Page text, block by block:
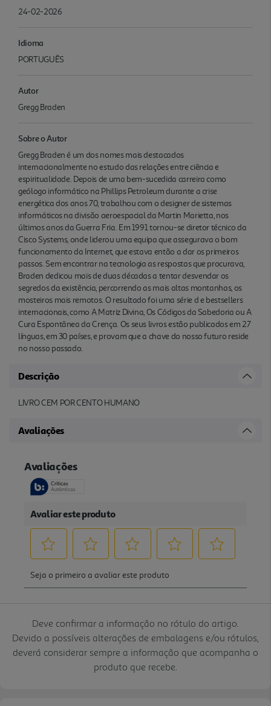
24-02-2026
Idioma
PORTUGUÊS
Autor
Gregg Braden
Sobre o Autor
Gregg Braden é um dos nomes mais destacados
internacionalmente no estudo das relações entre ciência e
espiritualidade. Depois de uma bem-sucedida carreira como
geólogo informático na Phillips Petroleum durante a crise
energética dos anos 70, trabalhou com o designer de sistemas
informáticos na divisão aeroespacial da Martin Marietta, nos
últimos anos da Guerra Fria. Em 1991 tornou-se diretor técnico da
Cisco Systems, onde liderou uma equipa que assegurava o bom
funcionamento da Internet, que estava então a dar os primeiros
passos. Sem encontrar na tecnologia as respostas que procurava,
Braden dedicou mais de duas décadas a tentar desvendar os
segredos da existência, percorrendo as mais altas montanhas, os
mosteiros mais remotos. O resultado foi uma série d e bestsellers
internacionais, como A Matriz Divina, Os Códigos da Sabedoria ou A
Cura Espontânea da Crença. Os seus livros estão publicados em 27
línguas, em 30 países, e provam que a chave do nosso futuro reside
no nosso passado.
Descrição
LIVRO CEM POR CENTO HUMANO
Avaliações
Deve confirmar a informação no rótulo do artigo.
Devido a possíveis alterações de embalagens e/ou rótulos,
deverá considerar sempre a informação que acompanha o
produto que recebe.